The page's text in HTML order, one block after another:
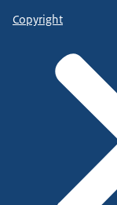
Copyright